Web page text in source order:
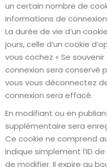
un certain nombre de
informations de
La durée de vie d’un
jours, celle d’un cookie
vous cochez « Se
connexion sera conservé
vous vous déconnectez
connexion sera effacé.
En modifiant ou en
supplémentaire sera
Ce cookie ne comprend
indique simplement l’ID
de modifier. Il expire au